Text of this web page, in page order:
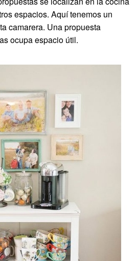
espacios. Aquí tenemos un
camarera. Una propuesta
ocupa espacio útil.